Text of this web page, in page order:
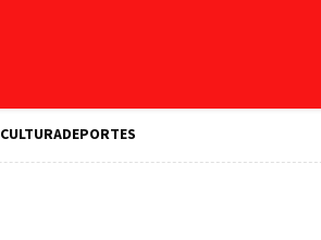
CULTURADEPORTES